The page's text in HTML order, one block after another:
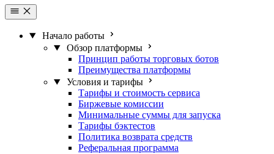
Начало работы
Обзор платформы
Принцип работы торговых ботов
Преимущества платформы
Условия и тарифы
Тарифы и стоимость сервиса
Биржевые комиссии
Минимальные суммы для запуска
Тарифы бэктестов
Политика возврата средств
Реферальная программа